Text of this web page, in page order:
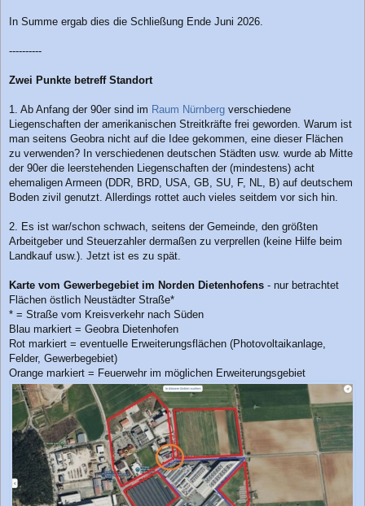
In Summe ergab dies die Schließung Ende Juni 2026.
----------
Zwei Punkte betreff Standort
1. Ab Anfang der 90er sind im Raum Nürnberg verschiedene
Liegenschaften der amerikanischen Streitkräfte frei geworden. Warum ist
man seitens Geobra nicht auf die Idee gekommen, eine dieser Flächen
zu verwenden? In verschiedenen deutschen Städten usw. wurde ab Mitte
der 90er die leerstehenden Liegenschaften der (mindestens) acht
ehemaligen Armeen (DDR, BRD, USA, GB, SU, F, NL, B) auf deutschem
Boden zivil genutzt. Allerdings rottet auch vieles seitdem vor sich hin.
2. Es ist war/schon schwach, seitens der Gemeinde, den größten
Arbeitgeber und Steuerzahler dermaßen zu verprellen (keine Hilfe beim
Landkauf usw.). Jetzt ist es zu spät.
Karte vom Gewerbegebiet im Norden Dietenhofens - nur betrachtet
Flächen östlich Neustädter Straße*
* = Straße vom Kreisverkehr nach Süden
Blau markiert = Geobra Dietenhofen
Rot markiert = eventuelle Erweiterungsflächen (Photovoltaikanlage,
Felder, Gewerbegebiet)
Orange markiert = Feuerwehr im möglichen Erweiterungsgebiet